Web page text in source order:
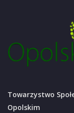
Towarzystwo
Opolskim